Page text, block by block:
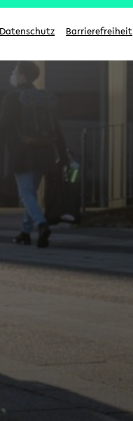
Datenschutz Barrierefreiheit